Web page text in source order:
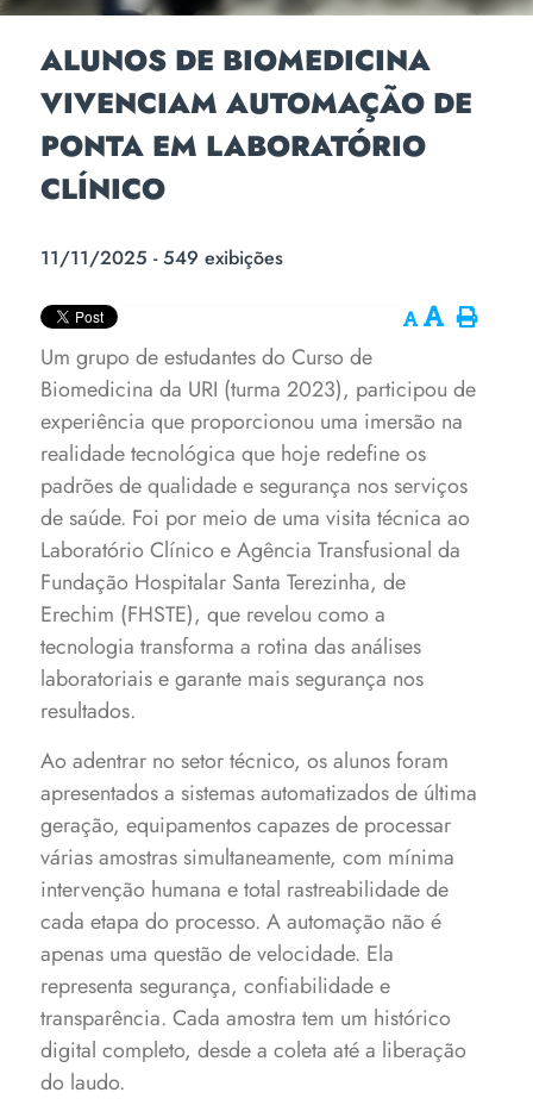
ALUNOS DE BIOMEDICINA
VIVENCIAM AUTOMAÇÃO DE
PONTA EM LABORATÓRIO
CLÍNICO
11/11/2025 - 549 exibições
Um grupo de estudantes do Curso de
Biomedicina da URI (turma 2023), participou de
experiência que proporcionou uma imersão na
realidade tecnológica que hoje redefine os
padrões de qualidade e segurança nos serviços
de saúde. Foi por meio de uma visita técnica ao
Laboratório Clínico e Agência Transfusional da
Fundação Hospitalar Santa Terezinha, de
Erechim (FHSTE), que revelou como a
tecnologia transforma a rotina das análises
laboratoriais e garante mais segurança nos
resultados.
Ao adentrar no setor técnico, os alunos foram
apresentados a sistemas automatizados de última
geração, equipamentos capazes de processar
várias amostras simultaneamente, com mínima
intervenção humana e total rastreabilidade de
cada etapa do processo. A automação não é
apenas uma questão de velocidade. Ela
representa segurança, confiabilidade e
transparência. Cada amostra tem um histórico
digital completo, desde a coleta até a liberação
do laudo.